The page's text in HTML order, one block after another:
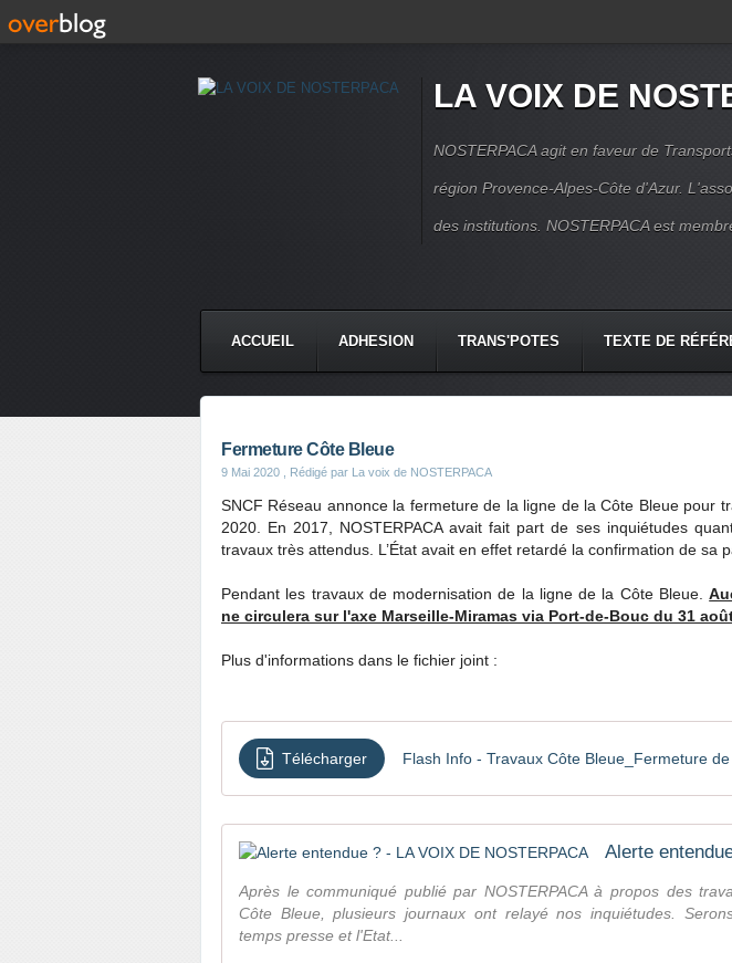
LA VOIX DE
NOSTERPACA agit en faveur de
région Provence-Alpes-Côte d'Azur.
des institutions. NOSTERPACA est
ACCUEIL ADHESION TRANS'POTES TEXTE DE
Fermeture Côte Bleue
9 Mai 2020 , Rédigé par La voix de NOSTERPACA
SNCF Réseau annonce la fermeture de la ligne de la Côte Bleue pour
2020. En 2017, NOSTERPACA avait fait part de ses inquiétudes
travaux très attendus. L’État avait en effet retardé la confirmation de sa
Pendant les travaux de modernisation de la ligne de la Côte Bleue.
ne circulera sur l'axe Marseille-Miramas via Port-de-Bouc du 31
Plus d'informations dans le fichier joint :
Télécharger Flash Info - Travaux Côte Bleue_Fermeture de
Après le communiqué publié par NOSTERPACA à propos des
Côte Bleue, plusieurs journaux ont relayé nos inquiétudes.
temps presse et l'Etat...